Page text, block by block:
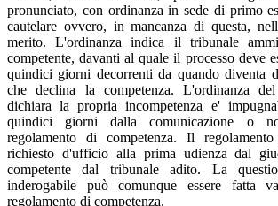
pronunciato, con ordinanza in sede di primo
cautelare ovvero, in mancanza di questa,
merito. L'ordinanza indica il tribunale
competente, davanti al quale il processo deve
quindici giorni decorrenti da quando diventa
che declina la competenza. L'ordinanza
dichiara la propria incompetenza e'
quindici giorni dalla comunicazione o
regolamento di competenza. Il
richiesto d'ufficio alla prima udienza dal
competente dal tribunale adito. La
inderogabile può comunque essere fatta
regolamento di competenza.